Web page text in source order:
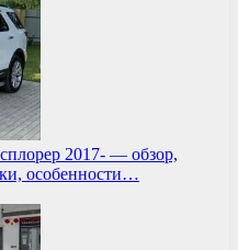
2017- — обзор,
особенности…